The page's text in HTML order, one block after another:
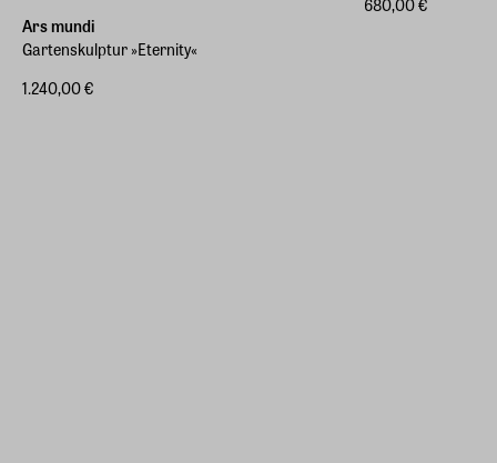
Ars mundi
Gartenskulptur »Eternity«
1.240,00 €